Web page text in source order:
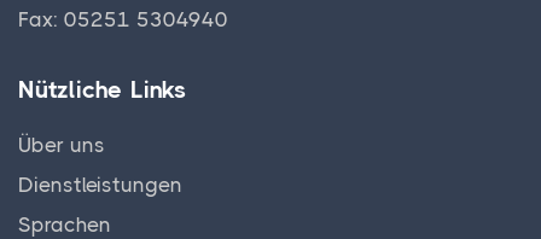
Fax: 05251 5304940
Nützliche Links
Über uns
Dienstleistungen
Sprachen